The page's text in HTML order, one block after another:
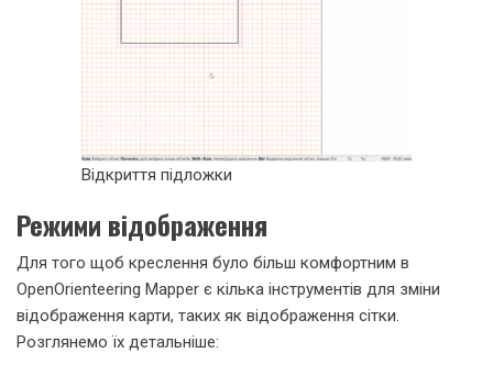
Відкриття підложки
Режими відображення
Для того щоб креслення було більш комфортним в
OpenOrienteering Mapper є кілька інструментів для зміни
відображення карти, таких як відображення сітки.
Розглянемо їх детальніше: